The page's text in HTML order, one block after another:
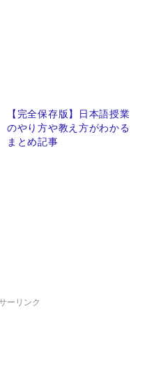
【完全保存版】日本語授業
のやり方や教え方がわかる
まとめ記事
ーリンク